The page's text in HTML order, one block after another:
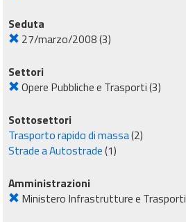
Seduta
27/marzo/2008(3)
Settori
Opere Pubbliche e Trasporti(3)
Sottosettori
Trasporto rapido di massa(2)
Strade a Autostrade(1)
Amministrazioni
Ministero Infrastrutture e Trasporti